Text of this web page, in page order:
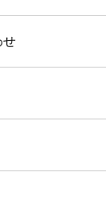
せ